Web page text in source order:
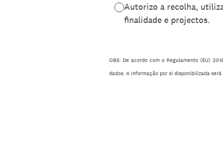
Autorizo a recolha,
finalidade e projectos.
OBS: De acordo com o Regulamento (EU)
dados. A informação por si disponibilizada